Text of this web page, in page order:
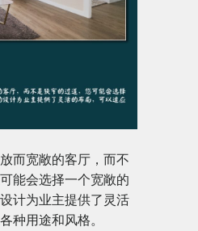
而宽敞的客厅，而不
能会选择一个宽敞的
计为业主提供了灵活
种用途和风格。